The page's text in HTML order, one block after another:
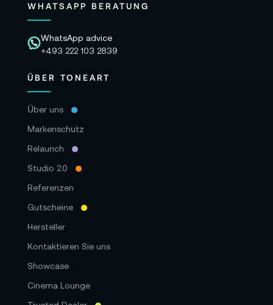
WHATSAPP BERATUNG
WhatsApp advice
+493 222 103 2839
ÜBER TONEART
Über uns
Markenschutz
Relaunch
Studio 2.0
Referenzen
Gutscheine
Hersteller
Kontaktieren Sie uns
Showcase
Cinema Lounge